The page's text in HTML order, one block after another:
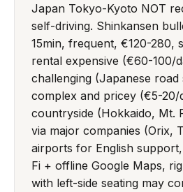
Japan Tokyo-Kyoto NOT
self-driving. Shinkansen
15min, frequent, €120-280,
rental expensive (€60-100/
challenging (Japanese road
complex and pricey (€5-20/
countryside (Hokkaido, Mt.
via major companies (Orix,
airports for English
Fi + offline Google Maps,
with left-side seating may